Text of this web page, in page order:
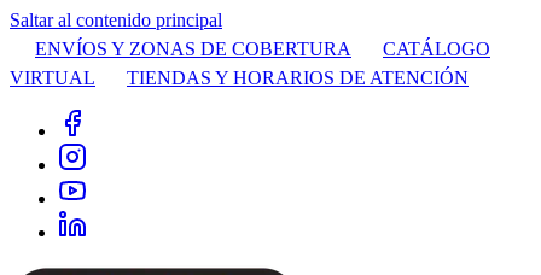
Saltar al contenido principal
ENVÍOS Y ZONAS DE COBERTURA
CATÁLOGO
VIRTUAL
TIENDAS Y HORARIOS DE ATENCIÓN